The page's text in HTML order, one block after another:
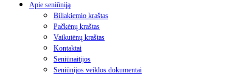
Apie seniūniją
Biliakiemio kraštas
Pačkėnų kraštas
Vaikutėnų kraštas
Kontaktai
Seniūnaitijos
Seniūnijos veiklos dokumentai